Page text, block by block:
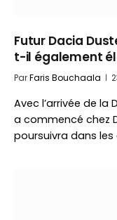
Futur Dacia
t-il également
ParFaris Bouchaala
Avec l’arrivée de la
a commencé chez
poursuivra dans